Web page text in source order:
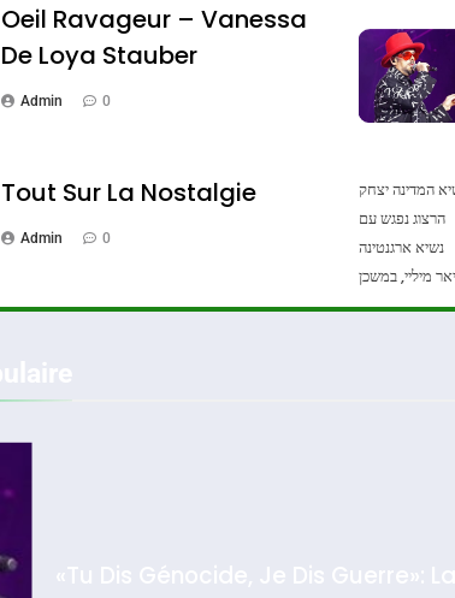
Oeil Ravageur – Vanessa
De Loya Stauber
Admin 0
Tout Sur La Nostalgie
Admin 0
המדינה יצחק
הרצוג נפגש עם
נשיא ארגנטינה
מיליי, במשכן
הנשיא בירושלים.
2025, L’année La Plus
Oeil Ravageur – Vanessa De Loya